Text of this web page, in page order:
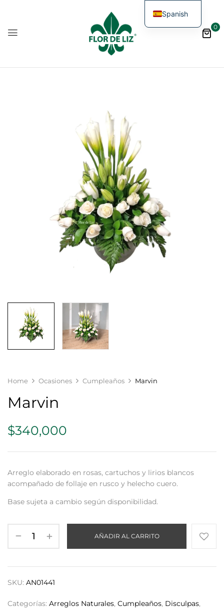
0
Home Ocasiones Cumpleaños Marvin
Marvin
$340,000
Arreglo elaborado en rosas, cartuchos y lirios blancos
acompañado de follaje en rusco y helecho cuero.
Base sujeta a cambio según disponibilidad.
AÑADIR AL CARRITO
SKU: AN01441
Categorías: Arreglos Naturales, Cumpleaños, Disculpas,
Spanish